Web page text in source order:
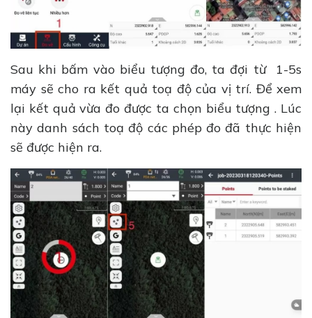
Sau khi bấm vào biểu tượng đo, ta đợi từ 1-5s
máy sẽ cho ra kết quả toạ độ của vị trí. Để xem
lại kết quả vừa đo được ta chọn biểu tượng . Lúc
này danh sách toạ độ các phép đo đã thực hiện
sẽ được hiện ra.